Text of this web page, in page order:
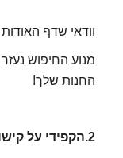
וודאי שדף
מנוע החיפוש
החנות שלך!
2.הקפידי על קישורים!